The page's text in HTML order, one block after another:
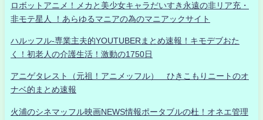
ロボットアニメ！メカと美少女キャラだいすき永遠の非リア充・
非モテ星人 ！あらゆるマニアの為のマニアックサイト
ハルッフル-専業主夫的YOUTUBERまとめ速報！キモデブおた
く！初老人の介護生活！激動の1750日
アニゲタレスト（元祖！アニメッフル） ひきこもりニートのオ
ナベ的まとめ速報
火浦のシネマッフル映画NEWS情報ポータブルの杜！オネエ管理